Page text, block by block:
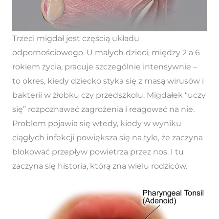
Trzeci migdał jest częścią układu
odpornościowego. U małych dzieci, między 2 a 6
rokiem życia, pracuje szczególnie intensywnie –
to okres, kiedy dziecko styka się z masą wirusów i
bakterii w żłobku czy przedszkolu. Migdałek “uczy
się” rozpoznawać zagrożenia i reagować na nie.
Problem pojawia się wtedy, kiedy w wyniku
ciągłych infekcji powiększa się na tyle, że zaczyna
blokować przepływ powietrza przez nos. I tu
zaczyna się historia, którą zna wielu rodziców.